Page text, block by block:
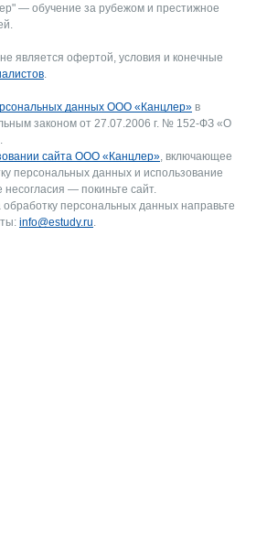
— обучение за рубежом и престижное
является офертой, условия и конечные
.
данных ООО «Канцлер» в
законом от 27.07.2006 г. № 152-ФЗ «О
сайта ООО «Канцлер», включающее
персональных данных и использование
— покиньте сайт.
персональных данных направьте
info@estudy.ru.